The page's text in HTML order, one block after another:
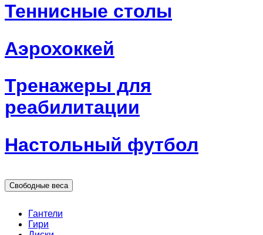
Теннисные столы
Аэрохоккей
Тренажеры для
реабилитации
Настольный футбол
Свободные веса
Гантели
Гири